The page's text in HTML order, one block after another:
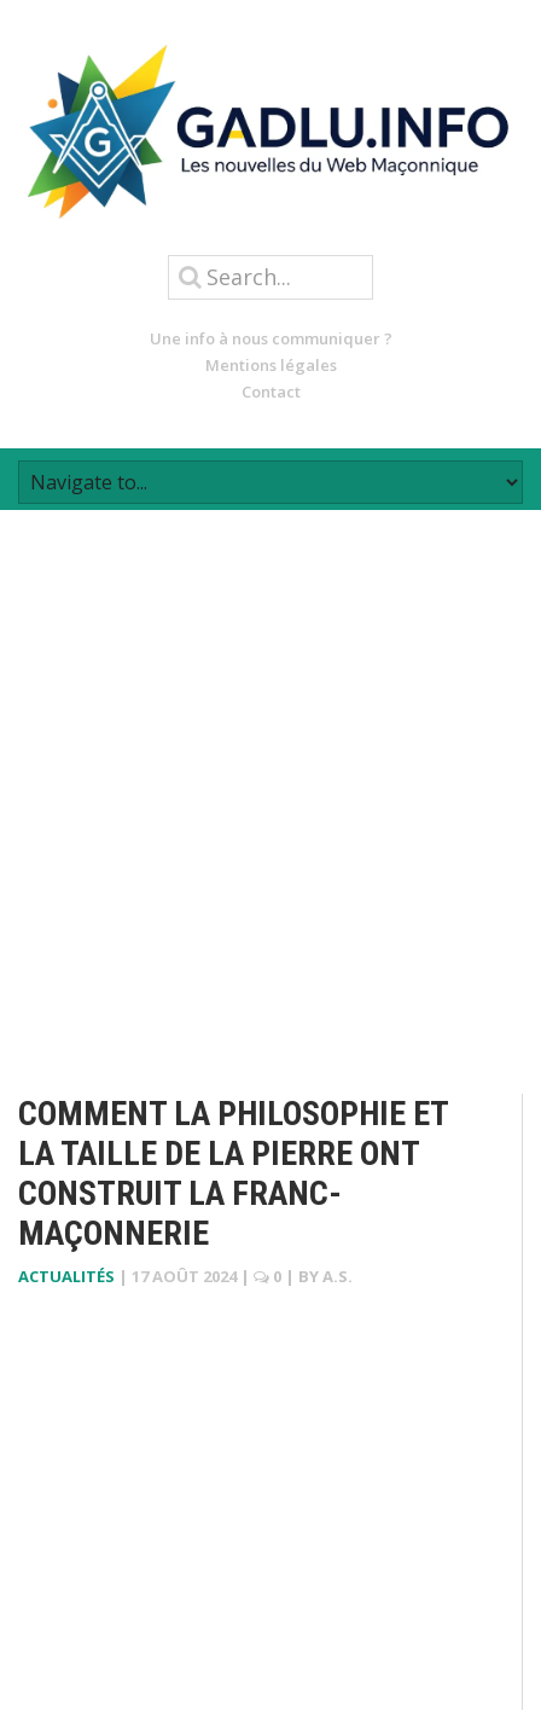
Une info à nous communiquer ?
Mentions légales
Contact
COMMENT LA PHILOSOPHIE ET
LA TAILLE DE LA PIERRE ONT
CONSTRUIT LA FRANC-
MAÇONNERIE
ACTUALITÉS | 17 AOÛT 2024 | 0 | BYA.S.